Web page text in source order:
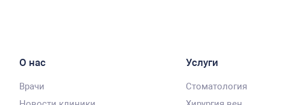
О нас
Врачи
Услуги
Стоматология